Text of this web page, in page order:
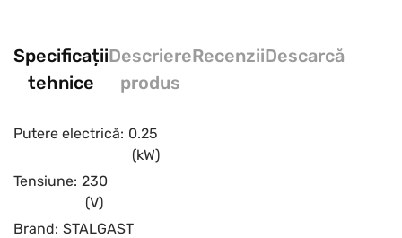
Specificații
tehnice
Descriere
produs
RecenziiDescarcă
Putere electrică: 0.25
(kW)
Tensiune: 230
(V)
Brand: STALGAST